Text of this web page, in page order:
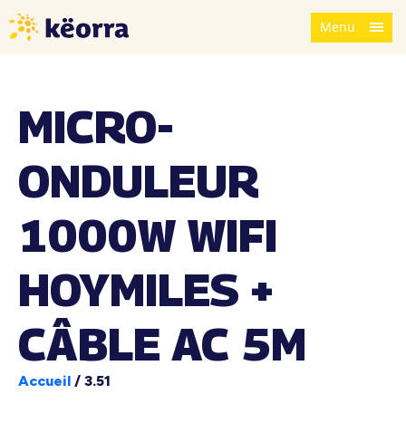
Menu
MICRO-
ONDULEUR
1000W WIFI
HOYMILES +
CÂBLE AC 5M
Accueil / 3.51